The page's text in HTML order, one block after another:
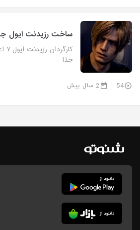
ساخت رزیدنت ایول
جذا...
54 2 سال پیش